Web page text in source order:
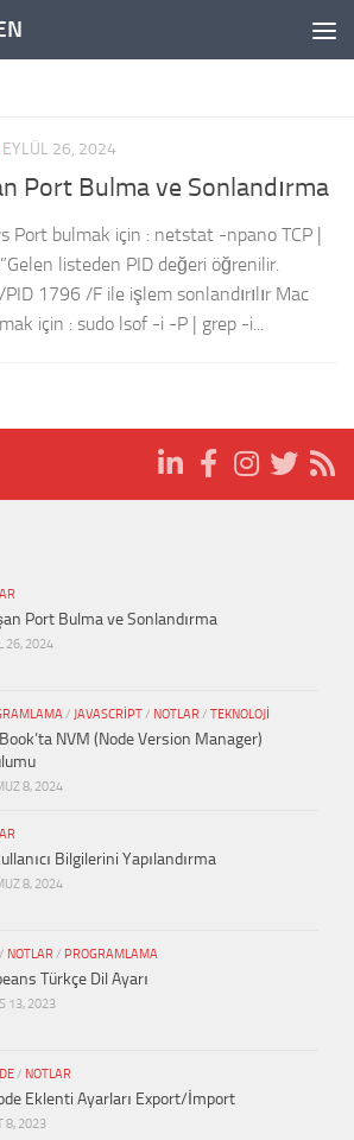
EYLÜL 26, 2024
Port Bulma ve Sonlandırma
Port bulmak için : netstat -npano TCP |
listeden PID değeri öğrenilir.
1796 /F ile işlem sonlandırılır Mac
için : sudo lsof -i -P | grep -i...
Port Bulma ve Sonlandırma
26, 2024
/ JAVASCRIPT/ NOTLAR/ TEKNOLOJI
NVM (Node Version Manager)
8, 2024
Bilgilerini Yapılandırma
8, 2024
/ NOTLAR/ PROGRAMLAMA
Türkçe Dil Ayarı
13, 2023
/ NOTLAR
Eklenti Ayarları Export/İmport
8, 2023